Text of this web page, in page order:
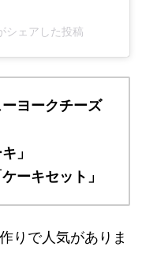
シェアした投稿
ーヨークチーズ
」
ケーキセット」
りで人気がありま